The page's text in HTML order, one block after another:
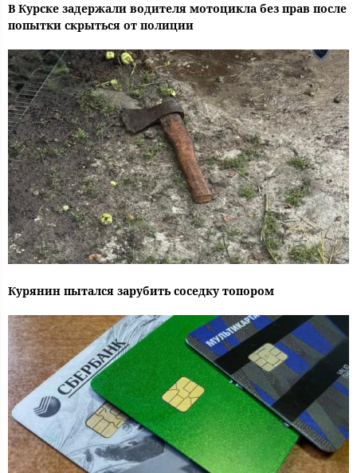
В Курске задержали водителя мотоцикла без прав после
попытки скрыться от полиции
Курянин пытался зарубить соседку топором